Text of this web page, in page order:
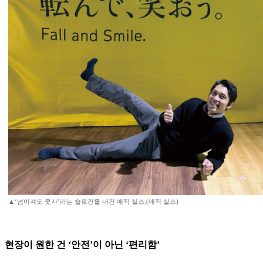
▲‘넘어져도 웃자’라는 슬로건을 내건 매직 실즈.(매직 실즈)
현장이 원한 건 ‘안전’이 아닌 ‘편리함’